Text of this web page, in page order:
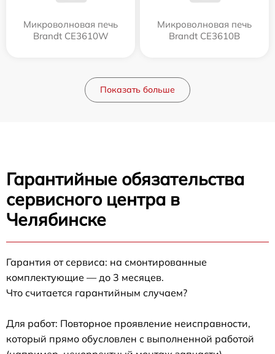
Микроволновая печь
Brandt CE3610W
Микроволновая печь
Brandt CE3610B
Показать больше
Гарантийные обязательства
сервисного центра в
Челябинске
Гарантия от сервиса: на смонтированные
комплектующие — до 3 месяцев.
Что считается гарантийным случаем?
Для работ: Повторное проявление неисправности,
который прямо обусловлен с выполненной работой